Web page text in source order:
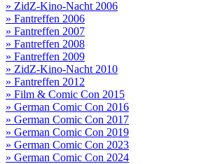
» ZidZ-Kino-Nacht 2006
» Fantreffen 2006
» Fantreffen 2007
» Fantreffen 2008
» Fantreffen 2009
» ZidZ-Kino-Nacht 2010
» Fantreffen 2012
» Film & Comic Con 2015
» German Comic Con 2016
» German Comic Con 2017
» German Comic Con 2019
» German Comic Con 2023
» German Comic Con 2024